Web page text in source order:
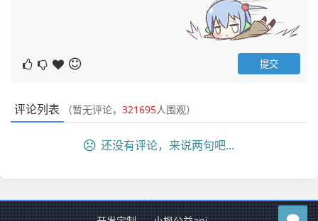
评论列表 （暂无评论， 321695人围观）
还没有评论，来说两句吧...